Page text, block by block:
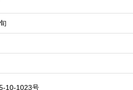
10-1023号